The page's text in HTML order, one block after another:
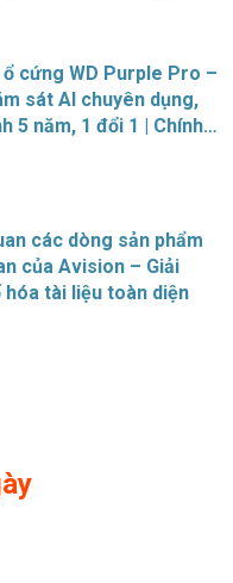
ổ cứng WD Purple Pro –
sát AI chuyên dụng,
5 năm, 1 đổi 1 | Chính
các dòng sản phẩm
của Avision – Giải
hóa tài liệu toàn diện